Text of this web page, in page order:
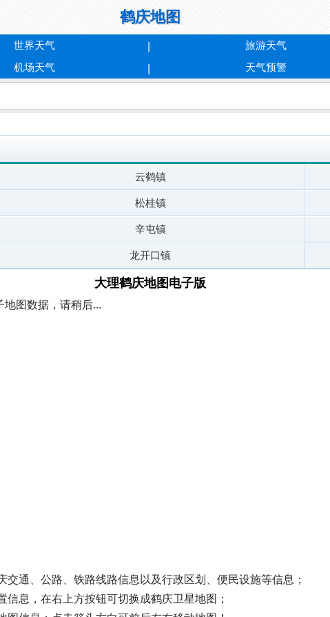
鹤庆地图
世界天气 旅游天气
机场天气 天气预警
云鹤镇
松桂镇
辛屯镇
龙开口镇
大理鹤庆地图电子版
图数据，请稍后...
通、公路、铁路线路信息以及行政区划、便民设施等信息；
息，在右上方按钮可切换成鹤庆卫星地图；